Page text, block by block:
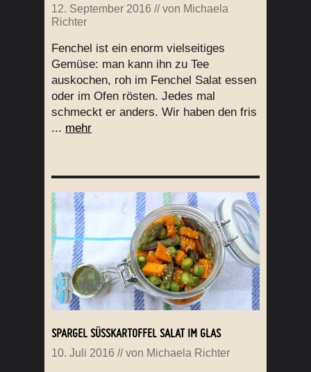
12. September 2016 // von Michaela
Richter
Fenchel ist ein enorm vielseitiges
Gemüse: man kann ihn zu Tee
auskochen, roh im Fenchel Salat essen
oder im Ofen rösten. Jedes mal
schmeckt er anders. Wir haben den fris
... mehr
SPARGEL SÜSSKARTOFFEL SALAT IM GLAS
10. Juli 2016 // von Michaela Richter